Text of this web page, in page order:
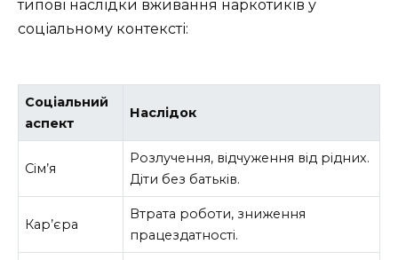
типові наслідки вживання наркотиків у
соціальному контексті:
Соціальний
аспект
Наслідок
Сім’я
Розлучення, відчуження від рідних.
Діти без батьків.
Кар’єра
Втрата роботи, зниження
працездатності.